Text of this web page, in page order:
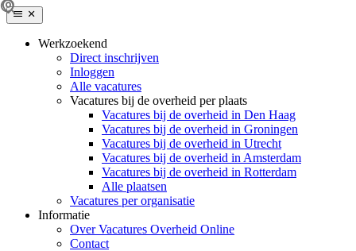
Werkzoekend
Direct inschrijven
Inloggen
Alle vacatures
Vacatures bij de overheid per plaats
Vacatures bij de overheid in Den Haag
Vacatures bij de overheid in Groningen
Vacatures bij de overheid in Utrecht
Vacatures bij de overheid in Amsterdam
Vacatures bij de overheid in Rotterdam
Alle plaatsen
Vacatures per organisatie
Informatie
Over Vacatures Overheid Online
Contact